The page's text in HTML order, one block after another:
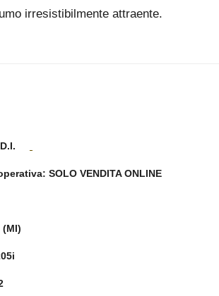
irresistibilmente attraente.
D.I.
: SOLO VENDITA ONLINE
19